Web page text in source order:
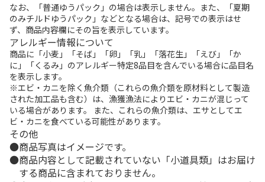
なお、「普通ゆうパック」の場合は表示しません。また、「夏期
のみチルドゆうパック」などとなる場合は、記号での表示はせ
ず、商品内容欄にその旨を表示しています。
アレルギー情報について
商品に「小麦」「そば」「卵」「乳」「落花生」「えび」「か
に」「くるみ」のアレルギー特定8品目を含んでいる場合に品目名
を表示します。
※エビ・カニを除く魚介類（これらの魚介類を原材料として製造
された加工品も含む）は、漁獲漁法によりエビ・カニが混じって
いる場合があります。 また、これらの魚介類は、エサとしてエ
ビ・カニを食べている可能性があります。
その他
商品写真はイメージです。
商品内容として記載されていない「小道具類」はお届け
する商品に含まれておりません。